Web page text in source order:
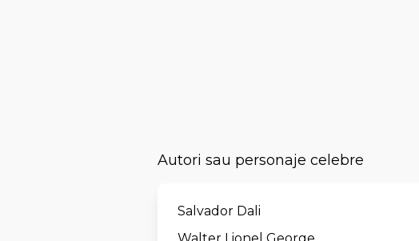
Autori sau personaje celebre
Salvador Dali